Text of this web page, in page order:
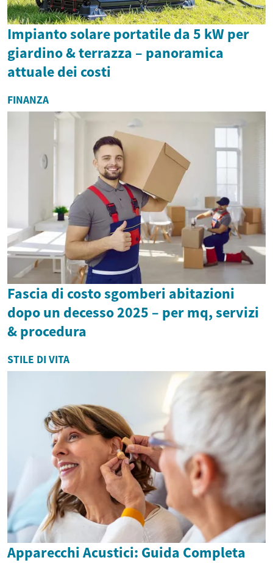
Impianto solare portatile da 5 kW per
giardino & terrazza – panoramica
attuale dei costi
FINANZA
Fascia di costo sgomberi abitazioni
dopo un decesso 2025 – per mq, servizi
& procedura
STILE DI VITA
Apparecchi Acustici: Guida Completa